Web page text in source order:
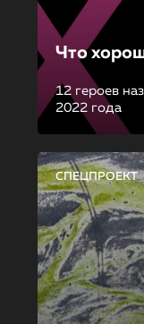
Что
12 героев
2022 года
СПЕЦПРОЕКТ